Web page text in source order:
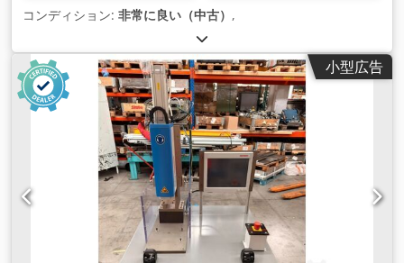
コンディション: 非常に良い（中古） ,
小型広告